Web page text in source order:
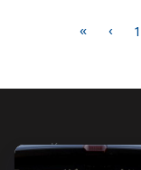
« ‹ 1
Контакти